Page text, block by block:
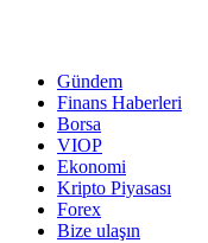
Gündem
Finans Haberleri
Borsa
VIOP
Ekonomi
Kripto Piyasası
Forex
Bize ulaşın